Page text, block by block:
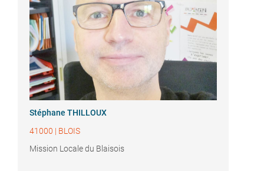
Stéphane THILLOUX
41000 | BLOIS
Mission Locale du Blaisois